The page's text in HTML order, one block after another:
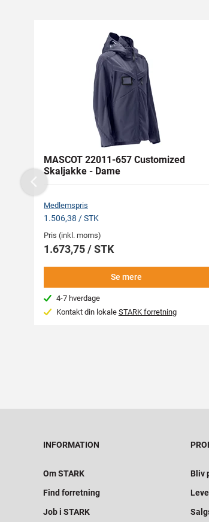
MASCOT 22011-657 Customized
Skaljakke - Dame
Medlemspris
1.506,38 / STK
Pris (inkl. moms)
1.673,75 / STK
Se mere
4-7 hverdage
Kontakt din lokale STARK forretning
Previous
INFORMATION
Om STARK
Find forretning
Job i STARK
Bliv